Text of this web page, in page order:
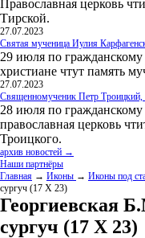
Православная церковь
Тирской.
27.07.2023
Святая мученица Иулия
29 июля по
христиане чтут память
27.07.2023
Священномученик Петр Троицкий,
28 июля по
православная церковь
Троицкого.
архив новостей →
Наши партнёры
Главная → Иконы → Иконы под
сургуч (17 Х 23)
Георгиевская
сургуч (17 Х 23)